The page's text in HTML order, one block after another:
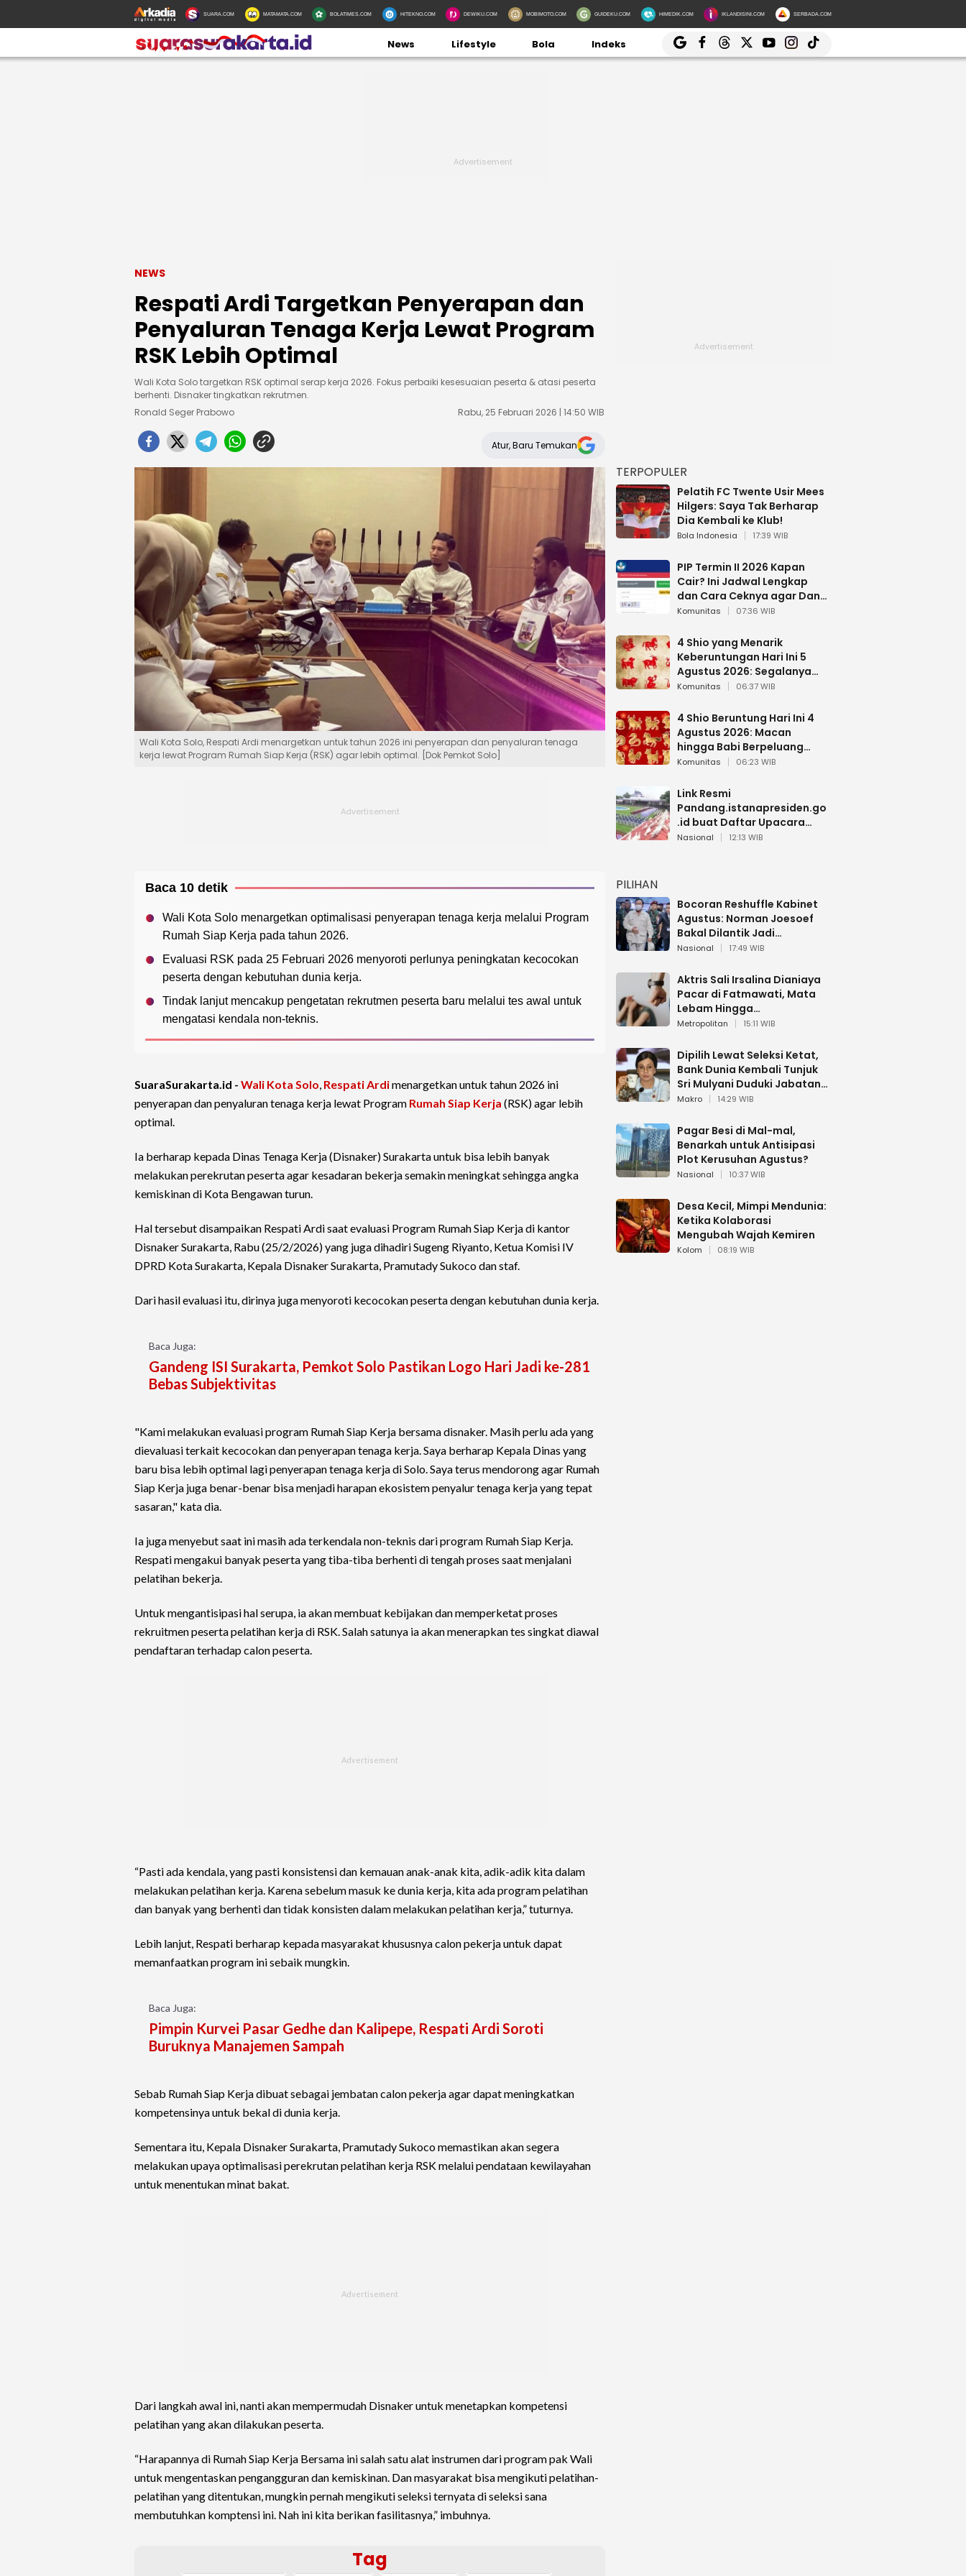
SUARA.COM MATAMATA.COM BOLATIMES.COM HITEKNO.COM DEWIKU.COM MOBIMOTO.COM GUIDEKU.COM HIMEDIK.COM IKLANDISINI.COM SERBADA.COM
News Lifestyle Bola Indeks
NEWS
Respati Ardi Targetkan Penyerapan dan
Penyaluran Tenaga Kerja Lewat Program
RSK Lebih Optimal
Wali Kota Solo targetkan RSK optimal serap kerja 2026. Fokus perbaiki kesesuaian peserta & atasi peserta
berhenti. Disnaker tingkatkan rekrutmen.
Ronald Seger Prabowo
Rabu, 25 Februari 2026 | 14:50 WIB
Atur, Baru Temukan
Wali Kota Solo, Respati Ardi menargetkan untuk tahun 2026 ini penyerapan dan penyaluran tenaga
kerja lewat Program Rumah Siap Kerja (RSK) agar lebih optimal. [Dok Pemkot Solo]
Baca 10 detik
Wali Kota Solo menargetkan optimalisasi penyerapan tenaga kerja melalui Program
Rumah Siap Kerja pada tahun 2026.
Evaluasi RSK pada 25 Februari 2026 menyoroti perlunya peningkatan kecocokan
peserta dengan kebutuhan dunia kerja.
Tindak lanjut mencakup pengetatan rekrutmen peserta baru melalui tes awal untuk
mengatasi kendala non-teknis.
SuaraSurakarta.id - Wali Kota Solo, Respati Ardimenargetkan untuk tahun 2026 ini
penyerapan dan penyaluran tenaga kerja lewat Program Rumah Siap Kerja (RSK) agar lebih
optimal.
Ia berharap kepada Dinas Tenaga Kerja (Disnaker) Surakarta untuk bisa lebih banyak
melakukan perekrutan peserta agar kesadaran bekerja semakin meningkat sehingga angka
kemiskinan di Kota Bengawan turun.
Hal tersebut disampaikan Respati Ardi saat evaluasi Program Rumah Siap Kerja di kantor
Disnaker Surakarta, Rabu (25/2/2026) yang juga dihadiri Sugeng Riyanto, Ketua Komisi IV
DPRD Kota Surakarta, Kepala Disnaker Surakarta, Pramutady Sukoco dan staf.
Dari hasil evaluasi itu, dirinya juga menyoroti kecocokan peserta dengan kebutuhan dunia kerja.
Baca Juga:
Gandeng ISI Surakarta, Pemkot Solo Pastikan Logo Hari Jadi ke-281
Bebas Subjektivitas
"Kami melakukan evaluasi program Rumah Siap Kerja bersama disnaker. Masih perlu ada yang
dievaluasi terkait kecocokan dan penyerapan tenaga kerja. Saya berharap Kepala Dinas yang
baru bisa lebih optimal lagi penyerapan tenaga kerja di Solo. Saya terus mendorong agar Rumah
Siap Kerja juga benar-benar bisa menjadi harapan ekosistem penyalur tenaga kerja yang tepat
sasaran," kata dia.
Ia juga menyebut saat ini masih ada terkendala non-teknis dari program Rumah Siap Kerja.
Respati mengakui banyak peserta yang tiba-tiba berhenti di tengah proses saat menjalani
pelatihan bekerja.
Untuk mengantisipasi hal serupa, ia akan membuat kebijakan dan memperketat proses
rekruitmen peserta pelatihan kerja di RSK. Salah satunya ia akan menerapkan tes singkat diawal
pendaftaran terhadap calon peserta.
“Pasti ada kendala, yang pasti konsistensi dan kemauan anak-anak kita, adik-adik kita dalam
melakukan pelatihan kerja. Karena sebelum masuk ke dunia kerja, kita ada program pelatihan
dan banyak yang berhenti dan tidak konsisten dalam melakukan pelatihan kerja,” tuturnya.
Lebih lanjut, Respati berharap kepada masyarakat khususnya calon pekerja untuk dapat
memanfaatkan program ini sebaik mungkin.
Baca Juga:
Pimpin Kurvei Pasar Gedhe dan Kalipepe, Respati Ardi Soroti
Buruknya Manajemen Sampah
Sebab Rumah Siap Kerja dibuat sebagai jembatan calon pekerja agar dapat meningkatkan
kompetensinya untuk bekal di dunia kerja.
Sementara itu, Kepala Disnaker Surakarta, Pramutady Sukoco memastikan akan segera
melakukan upaya optimalisasi perekrutan pelatihan kerja RSK melalui pendataan kewilayahan
untuk menentukan minat bakat.
Dari langkah awal ini, nanti akan mempermudah Disnaker untuk menetapkan kompetensi
pelatihan yang akan dilakukan peserta.
“Harapannya di Rumah Siap Kerja Bersama ini salah satu alat instrumen dari program pak Wali
untuk mengentaskan pengangguran dan kemiskinan. Dan masyarakat bisa mengikuti pelatihan-
pelatihan yang ditentukan, mungkin pernah mengikuti seleksi ternyata di seleksi sana
membutuhkan komptensi ini. Nah ini kita berikan fasilitasnya,” imbuhnya.
Tag
TERPOPULER
Pelatih FC Twente Usir Mees
Hilgers: Saya Tak Berharap
Dia Kembali ke Klub!
Bola Indonesia 17:39 WIB
PIP Termin II 2026 Kapan
Cair? Ini Jadwal Lengkap
dan Cara Ceknya agar Dana
Tidak Hangus!
Komunitas 07:36 WIB
4 Shio yang Menarik
Keberuntungan Hari Ini 5
Agustus 2026: Segalanya
Berjalan Lancar
Komunitas 06:37 WIB
4 Shio Beruntung Hari Ini 4
Agustus 2026: Macan
hingga Babi Berpeluang
Dapat Kabar Baik
Komunitas 06:23 WIB
Link Resmi
Pandang.istanapresiden.go
.id buat Daftar Upacara
Bendera HUT RI di Istana
Nasional 12:13 WIB
PILIHAN
Bocoran Reshuffle Kabinet
Agustus: Norman Joesoef
Bakal Dilantik Jadi
Wamenhan RI
Nasional 17:49 WIB
Aktris Sali Irsalina Dianiaya
Pacar di Fatmawati, Mata
Lebam Hingga
Diselamatkan Polantas
Metropolitan 15:11 WIB
Dipilih Lewat Seleksi Ketat,
Bank Dunia Kembali Tunjuk
Sri Mulyani Duduki Jabatan
Strategis
Makro 14:29 WIB
Pagar Besi di Mal-mal,
Benarkah untuk Antisipasi
Plot Kerusuhan Agustus?
Nasional 10:37 WIB
Desa Kecil, Mimpi Mendunia:
Ketika Kolaborasi
Mengubah Wajah Kemiren
Kolom 08:19 WIB